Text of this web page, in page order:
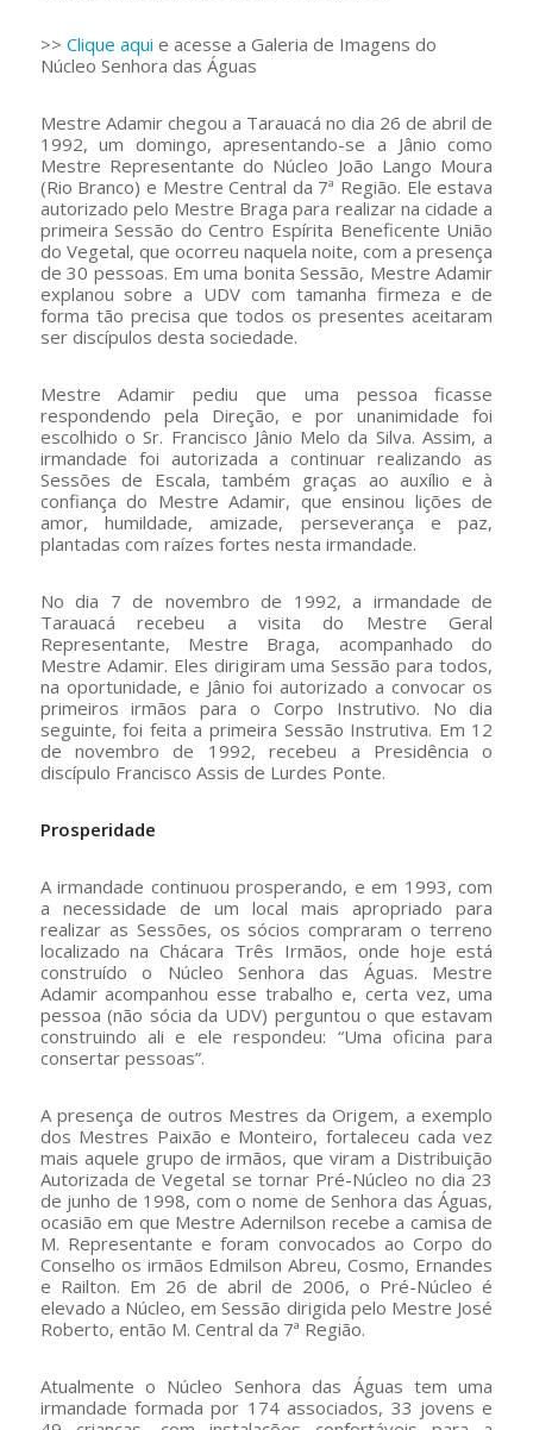
>> Clique aqui e acesse a Galeria de Imagens do
Núcleo Senhora das Águas
Mestre Adamir chegou a Tarauacá no dia 26 de abril de
1992, um domingo, apresentando-se a Jânio como
Mestre Representante do Núcleo João Lango Moura
(Rio Branco) e Mestre Central da 7ª Região. Ele estava
autorizado pelo Mestre Braga para realizar na cidade a
primeira Sessão do Centro Espírita Beneficente União
do Vegetal, que ocorreu naquela noite, com a presença
de 30 pessoas. Em uma bonita Sessão, Mestre Adamir
explanou sobre a UDV com tamanha firmeza e de
forma tão precisa que todos os presentes aceitaram
ser discípulos desta sociedade.
Mestre Adamir pediu que uma pessoa ficasse
respondendo pela Direção, e por unanimidade foi
escolhido o Sr. Francisco Jânio Melo da Silva. Assim, a
irmandade foi autorizada a continuar realizando as
Sessões de Escala, também graças ao auxílio e à
confiança do Mestre Adamir, que ensinou lições de
amor, humildade, amizade, perseverança e paz,
plantadas com raízes fortes nesta irmandade.
No dia 7 de novembro de 1992, a irmandade de
Tarauacá recebeu a visita do Mestre Geral
Representante, Mestre Braga, acompanhado do
Mestre Adamir. Eles dirigiram uma Sessão para todos,
na oportunidade, e Jânio foi autorizado a convocar os
primeiros irmãos para o Corpo Instrutivo. No dia
seguinte, foi feita a primeira Sessão Instrutiva. Em 12
de novembro de 1992, recebeu a Presidência o
discípulo Francisco Assis de Lurdes Ponte.
Prosperidade
A irmandade continuou prosperando, e em 1993, com
a necessidade de um local mais apropriado para
realizar as Sessões, os sócios compraram o terreno
localizado na Chácara Três Irmãos, onde hoje está
construído o Núcleo Senhora das Águas. Mestre
Adamir acompanhou esse trabalho e, certa vez, uma
pessoa (não sócia da UDV) perguntou o que estavam
construindo ali e ele respondeu: “Uma oficina para
consertar pessoas”.
A presença de outros Mestres da Origem, a exemplo
dos Mestres Paixão e Monteiro, fortaleceu cada vez
mais aquele grupo de irmãos, que viram a Distribuição
Autorizada de Vegetal se tornar Pré-Núcleo no dia 23
de junho de 1998, com o nome de Senhora das Águas,
ocasião em que Mestre Adernilson recebe a camisa de
M. Representante e foram convocados ao Corpo do
Conselho os irmãos Edmilson Abreu, Cosmo, Ernandes
e Railton. Em 26 de abril de 2006, o Pré-Núcleo é
elevado a Núcleo, em Sessão dirigida pelo Mestre José
Roberto, então M. Central da 7ª Região.
Atualmente o Núcleo Senhora das Águas tem uma
irmandade formada por 174 associados, 33 jovens e